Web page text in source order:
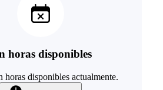
horas disponibles
horas disponibles actualmente.